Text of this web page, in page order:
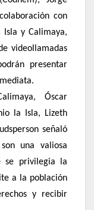
con
Isla y Calimaya,
videollamadas
presentar
Óscar
la Isla, Lizeth
señaló
una valiosa
se privilegia la
a la población
y recibir